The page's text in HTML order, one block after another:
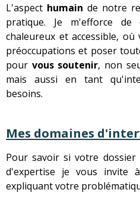
L'aspect humain de notre
pratique. Je m'efforce de
chaleureux et accessible,
préoccupations et poser
pour vous soutenir, non
mais aussi en tant
besoins.
Mes domaines
Pour savoir si votre dossier
d'expertise je vous invite
expliquant votre